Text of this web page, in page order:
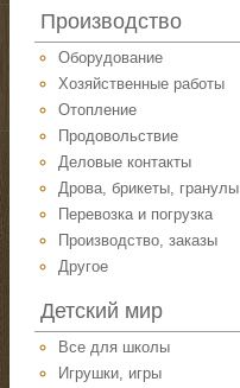
Производство
Оборудование
Хозяйственные работы
Отопление
Продовольствие
Деловые контакты
Дрова, брикеты, гранулы
Перевозка и погрузка
Производство, заказы
Другое
Детский мир
Все для школы
Игрушки, игры